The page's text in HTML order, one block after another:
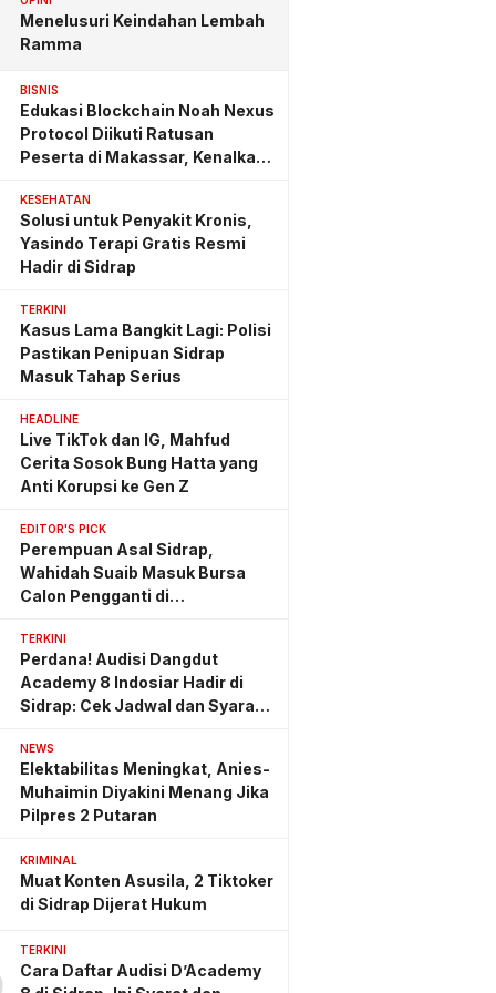
Menelusuri Keindahan Lembah
Ramma
BISNIS
Edukasi Blockchain Noah Nexus
Protocol Diikuti Ratusan
Peserta di Makassar, Kenalkan
KESEHATAN
Solusi untuk Penyakit Kronis,
Yasindo Terapi Gratis Resmi
Hadir di Sidrap
TERKINI
Kasus Lama Bangkit Lagi: Polisi
Pastikan Penipuan Sidrap
Masuk Tahap Serius
HEADLINE
Live TikTok dan IG, Mahfud
Cerita Sosok Bung Hatta yang
Anti Korupsi ke Gen Z
EDITOR'S PICK
Perempuan Asal Sidrap,
Wahidah Suaib Masuk Bursa
Calon Pengganti di
TERKINI
Perdana! Audisi Dangdut
Academy 8 Indosiar Hadir di
Sidrap: Cek Jadwal dan Syarat
NEWS
Elektabilitas Meningkat, Anies-
Muhaimin Diyakini Menang Jika
Pilpres 2 Putaran
KRIMINAL
Muat Konten Asusila, 2 Tiktoker
di Sidrap Dijerat Hukum
TERKINI
Cara Daftar Audisi D’Academy